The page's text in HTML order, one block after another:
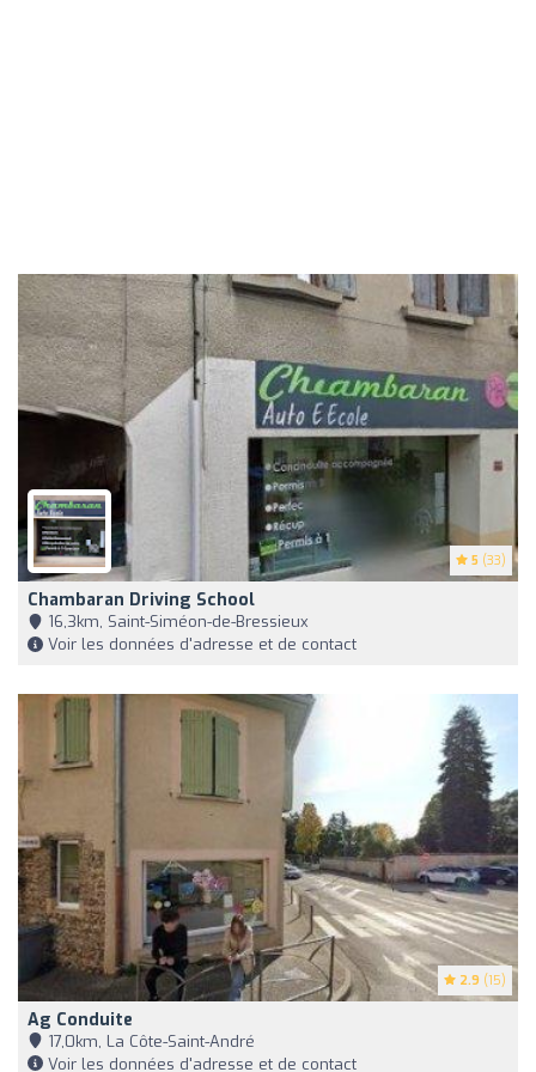
5 (33)
Chambaran Driving School
16,3km, Saint-Siméon-de-Bressieux
Voir les données d'adresse et de contact
2.9 (15)
Ag Conduite
17,0km, La Côte-Saint-André
Voir les données d'adresse et de contact